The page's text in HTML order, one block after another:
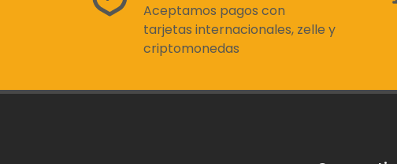
Aceptamos pagos con
tarjetas internacionales, zelle y
criptomonedas